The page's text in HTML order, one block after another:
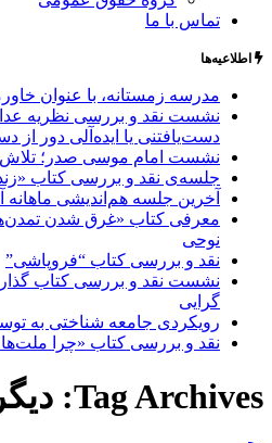
تماس با ما
اطلاعیه‌ها
مدرسه زمستانه، با عنوان
نشست نقد و بررسی نظریه
دست‌یافتنی یا ایده‌آلی دور از
نشست امام موسی صدر؛ تلاش
جلسه‌ی نقد و بررسی کتاب
آخرین جلسه هم‌اندیشی ماهانه
معرفی کتاب «غرق شدن
نوحی
نقد و بررسی کتاب “فروپاشی”
نشست نقد و بررسی کتاب گذار
گرایی
رویکردی جامعه شناختی به
نقد و بررسی کتاب «چرا
Tag Archives: